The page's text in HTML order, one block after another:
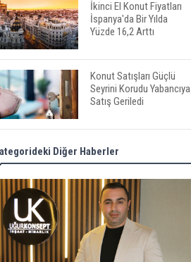
İkinci El Konut Fiyatları
İspanya'da Bir Yılda
Yüzde 16,2 Arttı
Konut Satışları Güçlü
Seyrini Korudu Yabancıya
Satış Geriledi
ABD'de İnşaat
Harcamaları Geriledi
Tercih Döneminde
Barınma Telaşı Başladı
Diğer Haberler